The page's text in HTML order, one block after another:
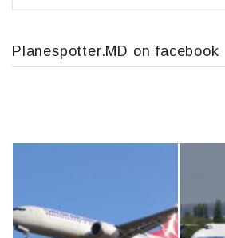
Planespotter.MD on facebook